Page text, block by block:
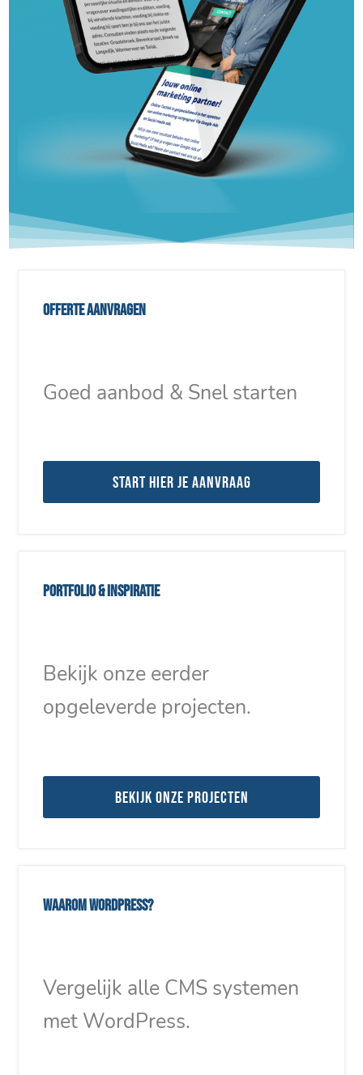
Offerte aanvragen
Goed aanbod & Snel starten
Start hier je aanvraag
Portfolio & inspiratie
Bekijk onze eerder
opgeleverde projecten.
Bekijk onze projecten
Waarom WordPress?
Vergelijk alle CMS systemen
met WordPress.